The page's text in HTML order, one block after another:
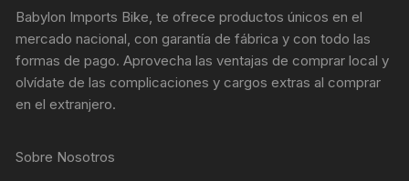
Babylon Imports Bike, te ofrece productos únicos en el
mercado nacional, con garantía de fábrica y con todo las
formas de pago. Aprovecha las ventajas de comprar local y
olvídate de las complicaciones y cargos extras al comprar
en el extranjero.
Sobre Nosotros